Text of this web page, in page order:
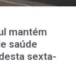
mantém
saúde
sexta-